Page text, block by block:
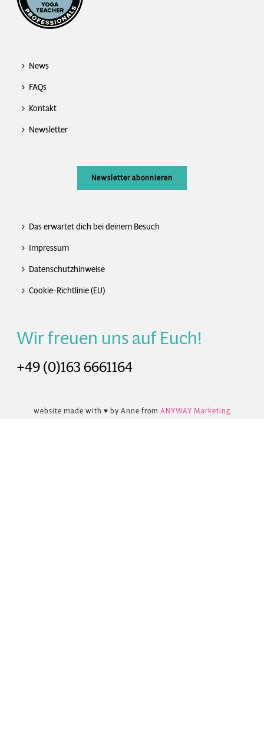
News
FAQs
Kontakt
Newsletter
Newsletter abonnieren
Das erwartet dich bei deinem Besuch
Impressum
Datenschutzhinweise
Cookie-Richtlinie (EU)
Wir freuen uns auf Euch!
+49 (0)163 6661164
website made with ♥ by Anne from ANYWAY Marketing